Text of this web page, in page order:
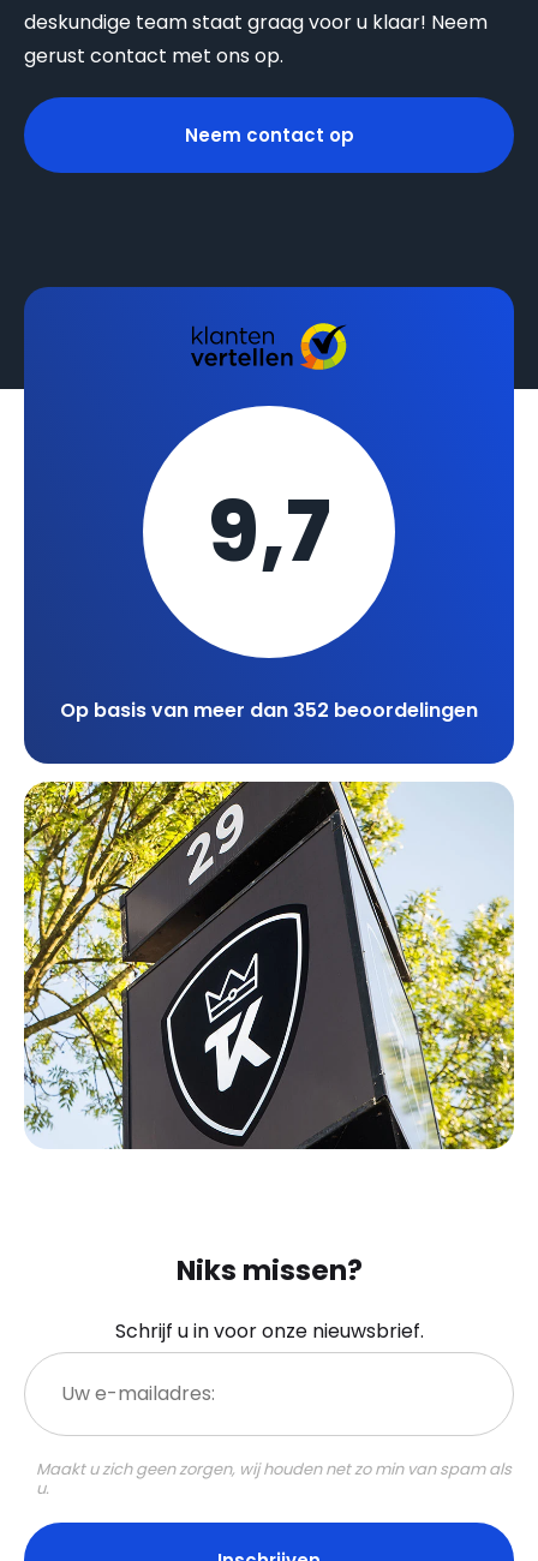
deskundige team staat graag voor u klaar! Neem
gerust contact met ons op.
Neem contact op
9,7
Op basis van meer dan 352 beoordelingen
Niks missen?
Schrijf u in voor onze nieuwsbrief.
Uw
e-
mailadres:
Maakt u zich geen zorgen, wij houden net zo min van spam als
u.